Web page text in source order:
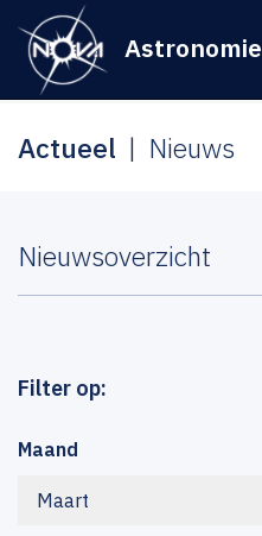
Astronomie
Actueel Nieuws
Nieuwsoverzicht
Filter op:
Maand
Maart